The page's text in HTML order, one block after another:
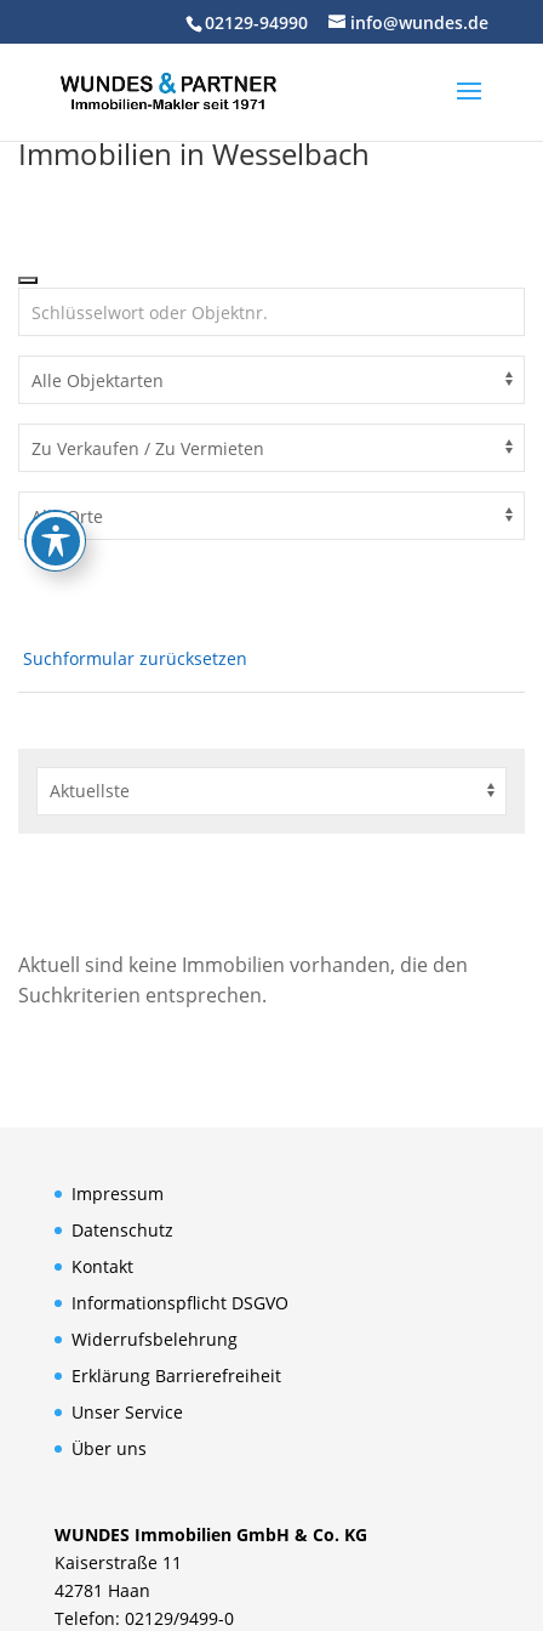
02129-94990 info@wundes.de
Immobilien in Wesselbach
Suchformular zurücksetzen
Aktuell sind keine Immobilien vorhanden, die den
Suchkriterien entsprechen.
Impressum
Datenschutz
Kontakt
Informationspflicht DSGVO
Widerrufsbelehrung
Erklärung Barrierefreiheit
Unser Service
Über uns
WUNDES Immobilien GmbH & Co. KG
Kaiserstraße 11
42781 Haan
Telefon: 02129/9499-0